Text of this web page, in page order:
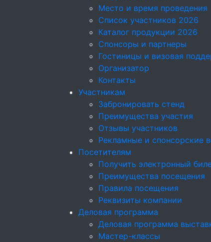
Место и время проведения
Список участников 2026
Каталог продукции 2026
Спонсоры и партнеры
Гостиницы и визовая
Организатор
Контакты
Участникам
Забронировать стенд
Преимущества участия
Отзывы участников
Рекламные и спонсорские
Посетителям
Получить электронный
Преимущества посещения
Правила посещения
Реквизиты компании
Деловая программа
Деловая программа
Мастер-классы